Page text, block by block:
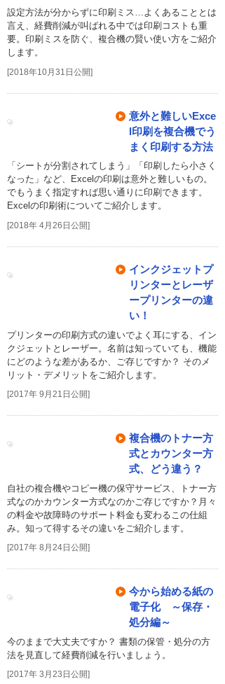
設定方法が分からずに印刷ミス…よくあることとは
言え、経費削減が叫ばれる中では印刷コストも重
要。印刷ミスを防ぐ、複合機の賢い使い方をご紹介
します。
[2018年10月31日公開]
意外と難しいExce
l印刷を複合機でう
まく印刷する方法
「シートが分割されてしまう」「印刷したら小さく
なった」など、Excelの印刷は意外と難しいもの。
でもうまく指定すれば思い通りに印刷できます。
Excelの印刷術についてご紹介します。
[2018年 4月26日公開]
インクジェットプ
リンターとレーザ
ープリンターの違
い！
プリンターの印刷方式の違いでよく耳にする、イン
クジェットとレーザー。名前は知っていても、機能
にどのような差があるか、ご存じですか？ そのメ
リット・デメリットをご紹介します。
[2017年 9月21日公開]
複合機のトナー方
式とカウンター方
式、どう違う？
自社の複合機やコピー機の保守サービス、トナー方
式なのかカウンター方式なのかご存じですか？月々
の料金や故障時のサポート料金も変わるこの仕組
み。知って得するその違いをご紹介します。
[2017年 8月24日公開]
今から始める紙の
電子化 ～保存・
処分編～
今のままで大丈夫ですか？ 書類の保管・処分の方
法を見直して経費削減を行いましょう。
[2017年 3月23日公開]